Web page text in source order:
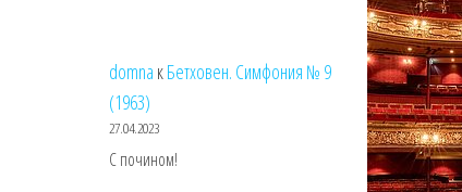
domna кБетховен. Симфония № 9
(1963)
27.04.2023
С почином!